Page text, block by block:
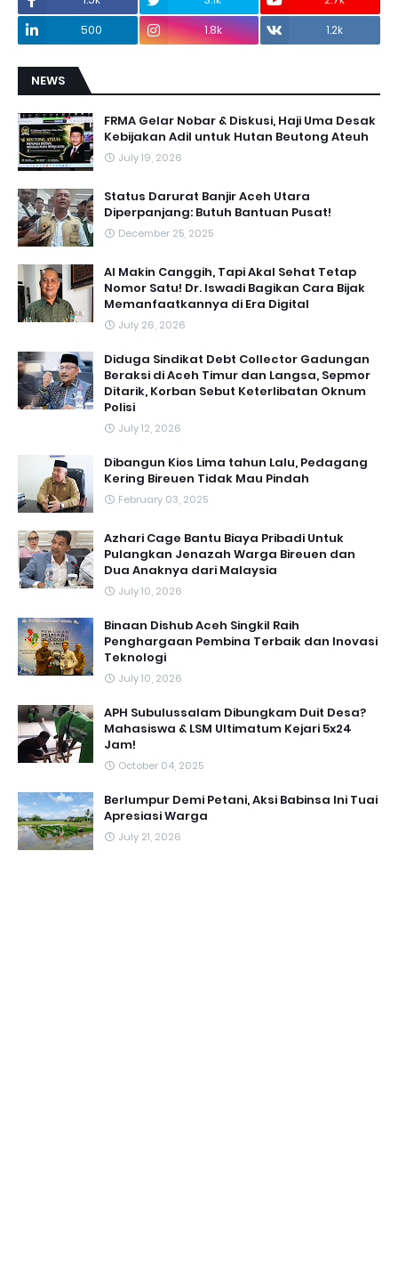
500
1.8k 1.2k
NEWS
FRMA Gelar Nobar & Diskusi, Haji Uma Desak
Kebijakan Adil untuk Hutan Beutong Ateuh
July 19, 2026
Status Darurat Banjir Aceh Utara
Diperpanjang: Butuh Bantuan Pusat!
December 25, 2025
AI Makin Canggih, Tapi Akal Sehat Tetap
Nomor Satu! Dr. Iswadi Bagikan Cara Bijak
Memanfaatkannya di Era Digital
July 26, 2026
Diduga Sindikat Debt Collector Gadungan
Beraksi di Aceh Timur dan Langsa, Sepmor
Ditarik, Korban Sebut Keterlibatan Oknum
Polisi
July 12, 2026
Dibangun Kios Lima tahun Lalu, Pedagang
Kering Bireuen Tidak Mau Pindah
February 03, 2025
Azhari Cage Bantu Biaya Pribadi Untuk
Pulangkan Jenazah Warga Bireuen dan
Dua Anaknya dari Malaysia
July 10, 2026
Binaan Dishub Aceh Singkil Raih
Penghargaan Pembina Terbaik dan Inovasi
Teknologi
July 10, 2026
APH Subulussalam Dibungkam Duit Desa?
Mahasiswa & LSM Ultimatum Kejari 5x24
Jam!
October 04, 2025
Berlumpur Demi Petani, Aksi Babinsa Ini Tuai
Apresiasi Warga
July 21, 2026